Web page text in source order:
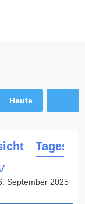
Heute
September 2025